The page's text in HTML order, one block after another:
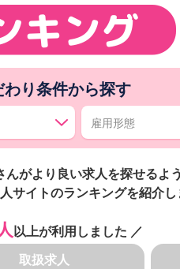
わり条件から探す
がより良い求人を探せるよう
サイトのランキングを紹介し
以上が利用しました ／
取扱求人